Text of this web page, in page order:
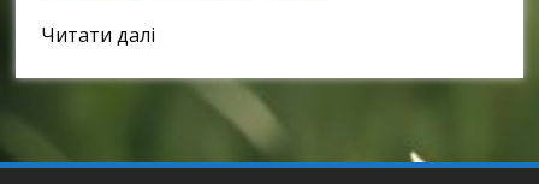
Читати далі